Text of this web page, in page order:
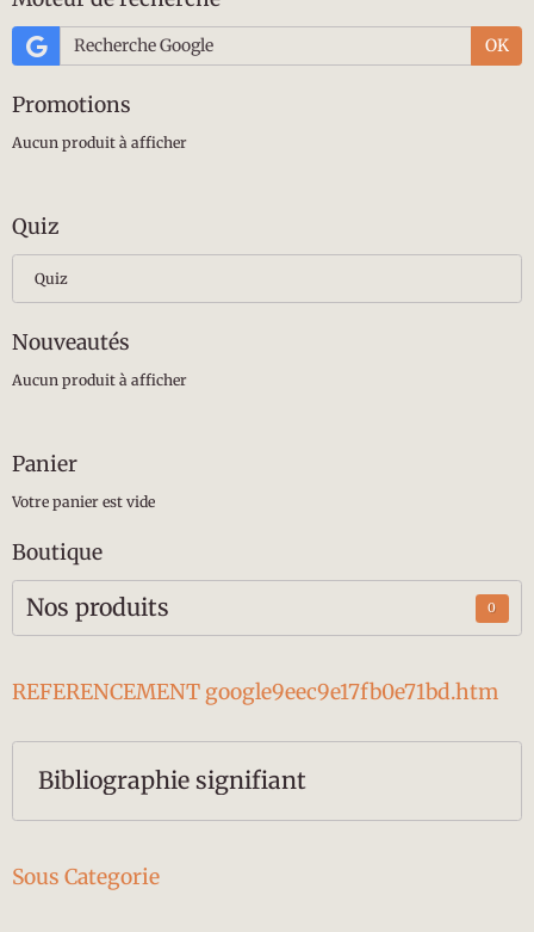
OK
Promotions
Aucun produit à afficher
Quiz
Quiz
Nouveautés
Aucun produit à afficher
Panier
Votre panier est vide
Boutique
Nos produits 0
REFERENCEMENT google9eec9e17fb0e71bd.htm
Bibliographie signifiant
Sous Categorie